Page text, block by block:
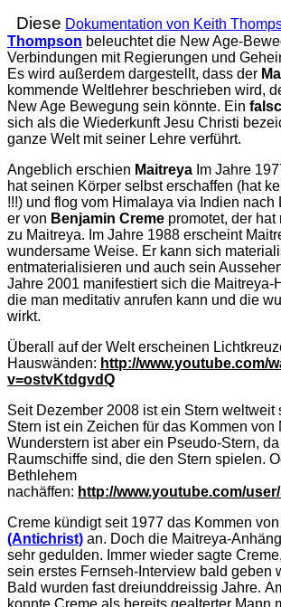
Diese Dokumentation von Keith
Thompson beleuchtet die New Age-
Verbindungen mit Regierungen und
Es wird außerdem dargestellt, dass der
kommende Weltlehrer beschrieben wird,
New Age Bewegung sein könnte. Ein
sich als die Wiederkunft Jesu Christi
ganze Welt mit seiner Lehre verführt.
Angeblich erschien Maitreya Im Jahre
hat seinen Körper selbst erschaffen (hat
!!!) und flog vom Himalaya via Indien nach
er von Benjamin Creme promotet, der
zu Maitreya. Im Jahre 1988 erscheint
wundersame Weise. Er kann sich
entmaterialisieren und auch sein
Jahre 2001 manifestiert sich die Maitreya-
die man meditativ anrufen kann und die
wirkt.
Überall auf der Welt erscheinen
Hauswänden: http://www.youtube.com/
v=ostvKtdgvdQ
Seit Dezember 2008 ist ein Stern weltweit
Stern ist ein Zeichen für das Kommen von
Wunderstern ist aber ein Pseudo-Stern,
Raumschiffe sind, die den Stern spielen.
Bethlehem
nachäffen: http://www.youtube.com/
Creme kündigt seit 1977 das Kommen von
(Antichrist) an. Doch die Maitreya-
sehr gedulden. Immer wieder sagte
sein erstes Fernseh-Interview bald geben
Bald wurden fast dreiunddreissig Jahre.